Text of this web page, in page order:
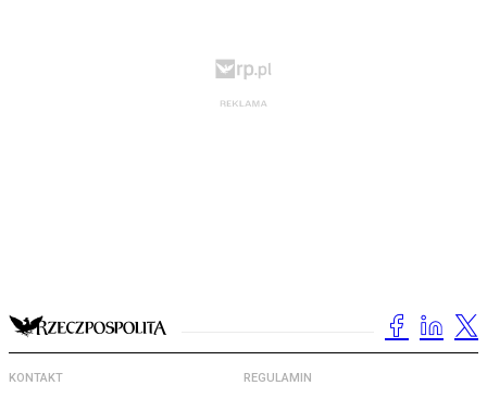
KONTAKT REGULAMIN